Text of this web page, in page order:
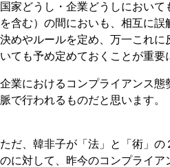
国家どうし・企業どうしにおいて
を含む）の間においも、相互に誤
決めやルールを定め、万一これ
いても予め定めておくことが重要
企業におけるコンプライアンス
脈で行われるものだと思います。
ただ、韓非子が「法」と「術」の
のに対して、昨今のコンプライ